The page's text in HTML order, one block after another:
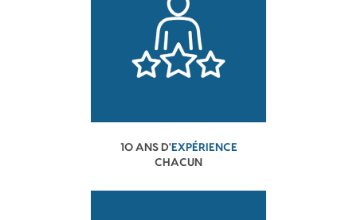
10 ANS D'EXPÉRIENCE
CHACUN